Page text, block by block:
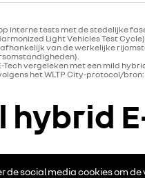
interne tests met de stedelijke
Light Vehicles Test
van de werkelijke
Tech vergeleken met een mild
het WLTP City-protocol/bron:
hybrid
de social media cookies om de